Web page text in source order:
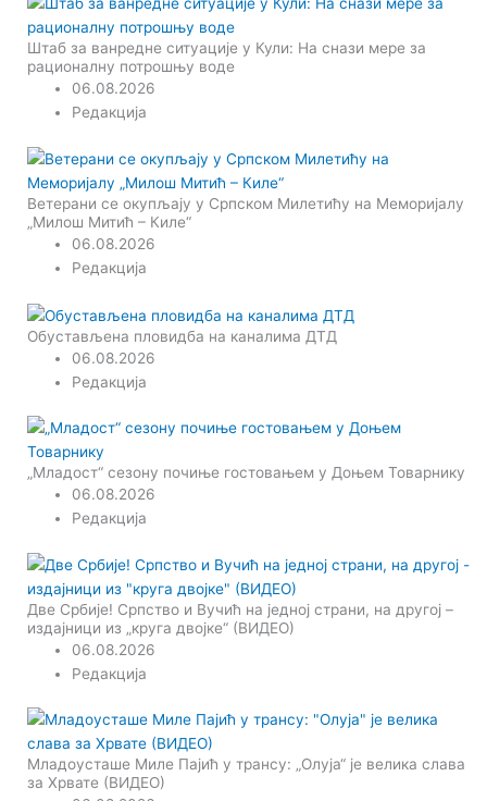
Штаб за ванредне ситуације у Кули: На снази мере за
рационалну потрошњу воде
06.08.2026
Редакција
Ветерани се окупљају у Српском Милетићу на Меморијалу
„Милош Митић – Киле“
06.08.2026
Редакција
Обустављена пловидба на каналима ДТД
06.08.2026
Редакција
„Младост“ сезону почиње гостовањем у Доњем Товарнику
06.08.2026
Редакција
Две Србије! Српство и Вучић на једној страни, на другој –
издајници из „круга двојке“ (ВИДЕО)
06.08.2026
Редакција
Младоусташе Миле Пајић у трансу: „Олуја“ је велика слава
за Хрвате (ВИДЕО)